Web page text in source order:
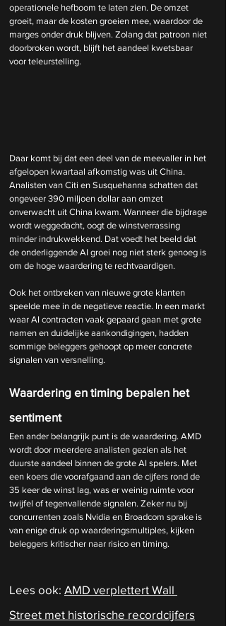
operationele hefboom te laten zien. De omzet
groeit, maar de kosten groeien mee, waardoor de
marges onder druk blijven. Zolang dat patroon niet
doorbroken wordt, blijft het aandeel kwetsbaar
voor teleurstelling.
Daar komt bij dat een deel van de meevaller in het
afgelopen kwartaal afkomstig was uit China.
Analisten van Citi en Susquehanna schatten dat
ongeveer 390 miljoen dollar aan omzet
onverwacht uit China kwam. Wanneer die bijdrage
wordt weggedacht, oogt de winstverrassing
minder indrukwekkend. Dat voedt het beeld dat
de onderliggende AI groei nog niet sterk genoeg is
om de hoge waardering te rechtvaardigen.
Ook het ontbreken van nieuwe grote klanten
speelde mee in de negatieve reactie. In een markt
waar AI contracten vaak gepaard gaan met grote
namen en duidelijke aankondigingen, hadden
sommige beleggers gehoopt op meer concrete
signalen van versnelling.
Waardering en timing bepalen het
sentiment
Een ander belangrijk punt is de waardering. AMD
wordt door meerdere analisten gezien als het
duurste aandeel binnen de grote AI spelers. Met
een koers die voorafgaand aan de cijfers rond de
35 keer de winst lag, was er weinig ruimte voor
twijfel of tegenvallende signalen. Zeker nu bij
concurrenten zoals Nvidia en Broadcom sprake is
van enige druk op waarderingsmultiples, kijken
beleggers kritischer naar risico en timing.
Lees ook: AMD verplettert Wall
Street met historische recordcijfers